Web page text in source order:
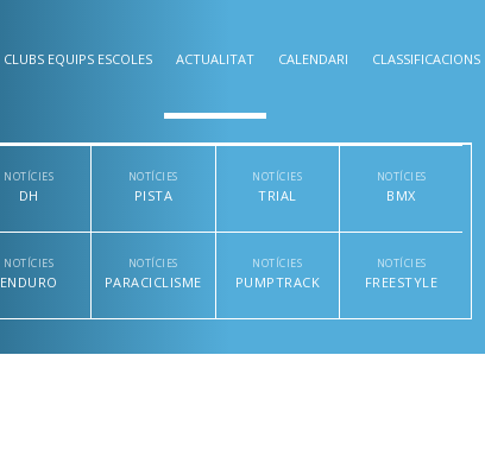
CLUBS EQUIPS ESCOLES ACTUALITAT CALENDARI CLASSIFICACIONS
NOTÍCIES
DH
NOTÍCIES
PISTA
NOTÍCIES
TRIAL
NOTÍCIES
BMX
NOTÍCIES
ENDURO
NOTÍCIES
PARACICLISME
NOTÍCIES
PUMPTRACK
NOTÍCIES
FREESTYLE